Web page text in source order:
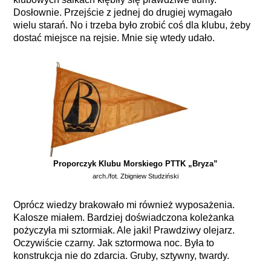
Dosłownie. Przejście z jednej do drugiej wymagało
wielu starań. No i trzeba było zrobić coś dla klubu, żeby
dostać miejsce na rejsie. Mnie się wtedy udało.
Proporczyk Klubu Morskiego PTTK „Bryza”
arch./fot. Zbigniew Studziński
Oprócz wiedzy brakowało mi również wyposażenia.
Kalosze miałem. Bardziej doświadczona koleżanka
pożyczyła mi sztormiak. Ale jaki! Prawdziwy olejarz.
Oczywiście czarny. Jak sztormowa noc. Była to
konstrukcja nie do zdarcia. Gruby, sztywny, twardy.